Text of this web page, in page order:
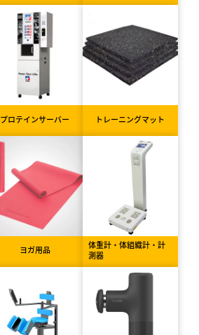
プロテインサーバー トレーニングマット
ヨガ用品
体重計・体組織計・計
測器